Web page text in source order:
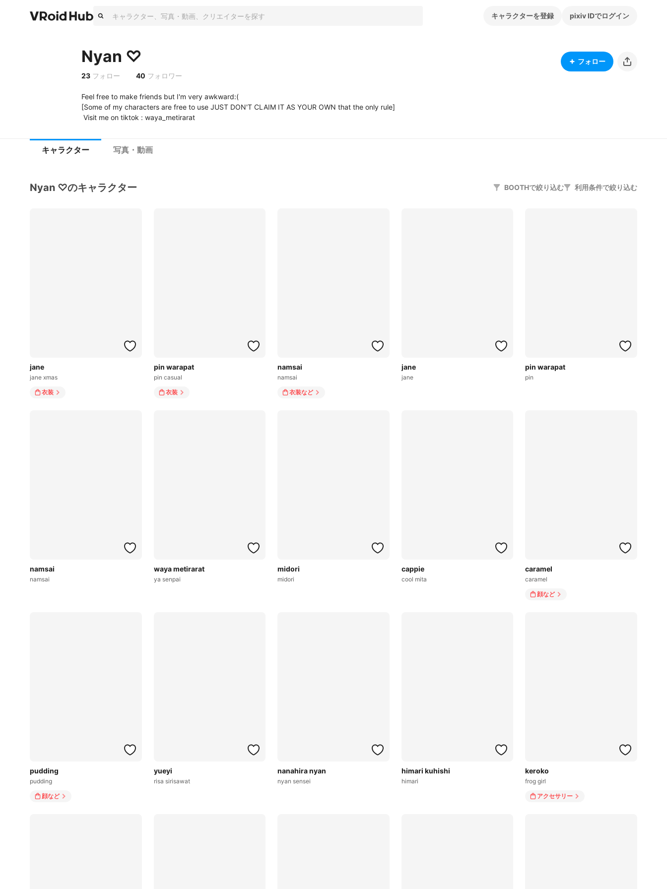
キャラクターを登録 pixiv IDでログイン
Nyan ♡
23 フォロー 40 フォロワー
フォロー
Feel free to make friends but I'm very awkward:(
[Some of my characters are free to use JUST DON'T CLAIM IT AS YOUR OWN that the only rule]
Visit me on tiktok : waya_metirarat
キャラクター 写真・動画
Nyan ♡のキャラクター BOOTHで絞り込む 利用条件で絞り込む
jane
jane xmas
衣装
pin warapat
pin casual
衣装
namsai
namsai
衣装など
jane
jane
pin warapat
pin
namsai
namsai
waya metirarat
ya senpai
midori
midori
cappie
cool mita
caramel
caramel
顔など
pudding
pudding
顔など
yueyi
risa sirisawat
nanahira nyan
nyan sensei
himari kuhishi
himari
keroko
frog girl
アクセサリー